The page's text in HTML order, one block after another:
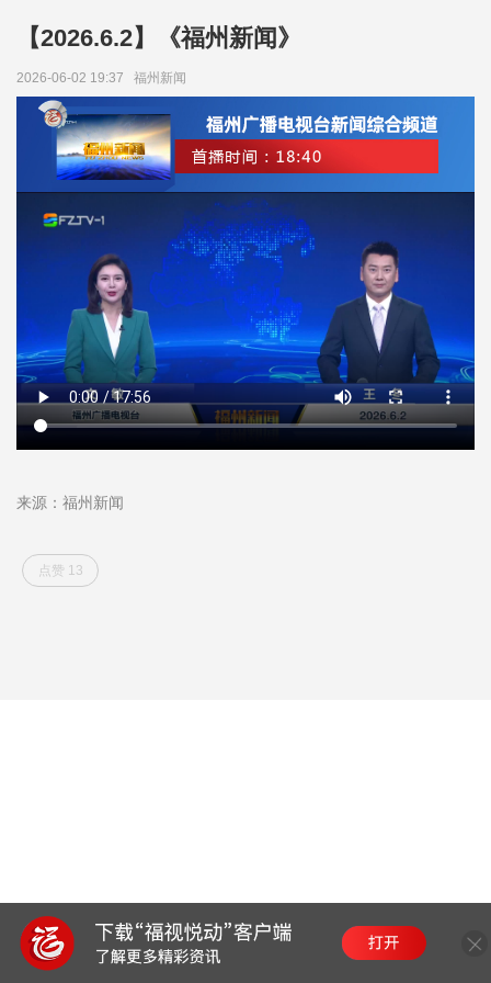
【2026.6.2】《福州新闻》
2026-06-02 19:37 福州新闻
来源：福州新闻
点赞 13